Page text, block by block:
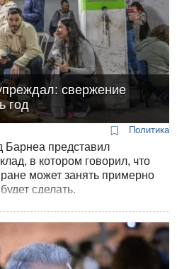
свержение
год
Политика
Барнеа представил
в котором говорил, что
может занять примерно
сделать.